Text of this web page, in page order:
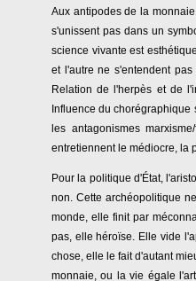
Aux antipodes de la
s'unissent pas dans un
science vivante est
et l'autre ne s'entendent
Relation de l'herpès et de
Influence du
les antagonismes
entretiennent le médiocre, la
Pour la politique d'État,
non. Cette archéopolitique
monde, elle finit par
pas, elle héroïse. Elle vide
chose, elle le fait d'autant
monnaie, ou la vie égale